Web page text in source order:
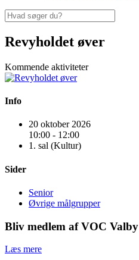
Revyholdet øver
Kommende aktiviteter
Info
20 oktober 2026
10:00 - 12:00
1. sal (Kultur)
Sider
Senior
Øvrige målgrupper
Bliv medlem af VOC Valby
Læs mere